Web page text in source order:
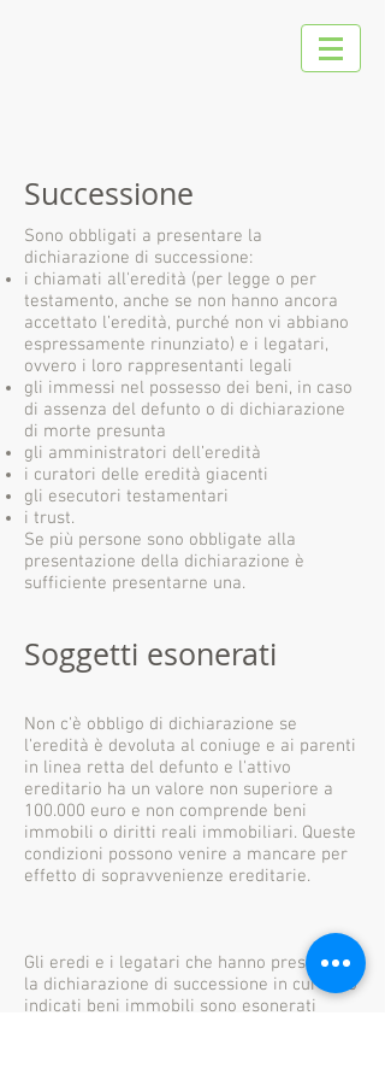
Successione
Sono obbligati a presentare la
dichiarazione di successione:
i chiamati all'eredità (per legge o per
testamento, anche se non hanno ancora
accettato l’eredità, purché non vi abbiano
espressamente rinunziato) e i legatari,
ovvero i loro rappresentanti legali
gli immessi nel possesso dei beni, in caso
di assenza del defunto o di dichiarazione
di morte presunta
gli amministratori dell’eredità
i curatori delle eredità giacenti
gli esecutori testamentari
i trust.
Se più persone sono obbligate alla
presentazione della dichiarazione è
sufficiente presentarne una.
Soggetti esonerati
Non c'è obbligo di dichiarazione se
l'eredità è devoluta al coniuge e ai parenti
in linea retta del defunto e l'attivo
ereditario ha un valore non superiore a
100.000 euro e non comprende beni
immobili o diritti reali immobiliari. Queste
condizioni possono venire a mancare per
effetto di sopravvenienze ereditarie.
Gli eredi e i legatari che hanno presentato
la dichiarazione di successione in cui sono
indicati beni immobili sono esonerati